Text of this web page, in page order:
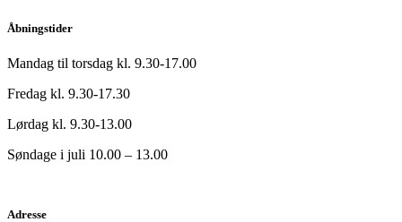
Åbningstider
Mandag til torsdag kl. 9.30-17.00
Fredag kl. 9.30-17.30
Lørdag kl. 9.30-13.00
Søndage i juli 10.00 – 13.00
Adresse